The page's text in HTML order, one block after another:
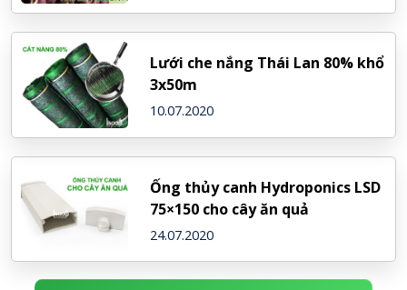
Lưới che nắng Thái Lan 80% khổ
3x50m
10.07.2020
Ống thủy canh Hydroponics LSD
75×150 cho cây ăn quả
24.07.2020